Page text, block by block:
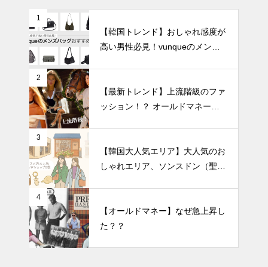
1
【韓国トレンド】おしゃれ感度が
高い男性必見！vunqueのメンズ
2
【最新トレンド】上流階級のファ
ッション！？ オールドマネール
3
【韓国大人気エリア】大人気のお
しゃれエリア、ソンスドン（聖水
4
【オールドマネー】なぜ急上昇し
た？？